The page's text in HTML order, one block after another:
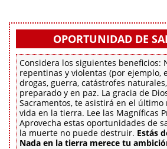
OPORTUNIDAD DE
Considera los siguientes beneficios:
repentinas y violentas (por ejemplo,
drogas, guerra, catástrofes
preparado y en paz. La gracia de
Sacramentos, te asistirá en el
vida en la tierra. Lee las Magníficas
Aprovecha estas oportunidades de
la muerte no puede destruir. Estás
Nada en la tierra merece tu